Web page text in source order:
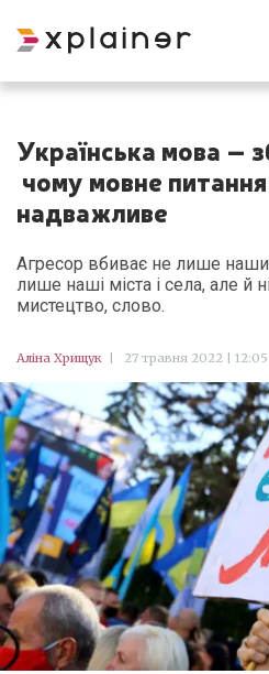
Українська мова –
чому мовне питання
надважливе
Агресор вбиває не лише
лише наші міста і села, але й
мистецтво, слово.
Аліна Хрищук 27 травня 2022 | 12:05